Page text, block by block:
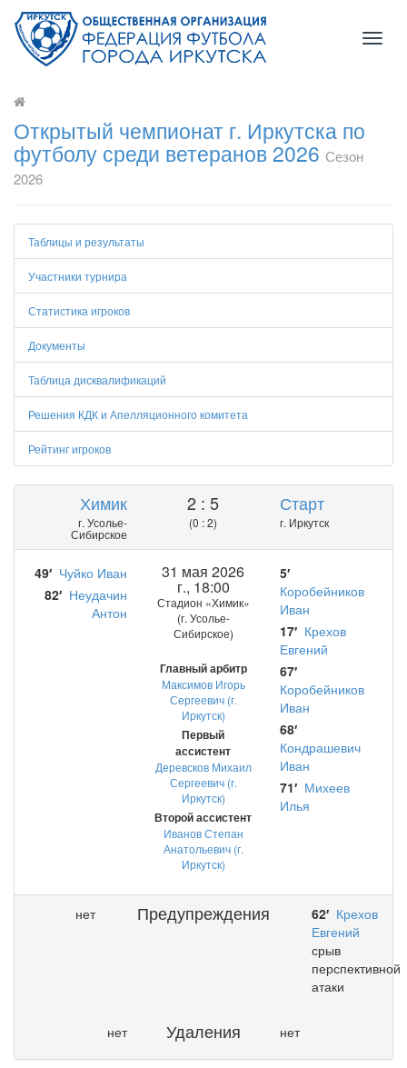
Открытый чемпионат г. Иркутска по
футболу среди ветеранов 2026 Сезон
2026
Таблицы и результаты
Участники турнира
Статистика игроков
Документы
Таблица дисквалификаций
Решения КДК и Апелляционного комитета
Рейтинг игроков
Химик
г. Усолье-
Сибирское
2 : 5
(0 : 2)
Старт
г. Иркутск
49′ Чуйко Иван
82′ Неудачин
Антон
31 мая 2026
г., 18:00
Стадион «Химик»
(г. Усолье-
Сибирское)
Главный арбитр
Максимов Игорь
Сергеевич (г.
Иркутск)
Первый
ассистент
Деревсков Михаил
Сергеевич (г.
Иркутск)
Второй ассистент
Иванов Степан
Анатольевич (г.
Иркутск)
5′
Коробейников
Иван
17′ Крехов
Евгений
67′
Коробейников
Иван
68′
Кондрашевич
Иван
71′ Михеев
Илья
нет Предупреждения 62′ Крехов
Евгений
срыв
перспективной
атаки
нет Удаления нет